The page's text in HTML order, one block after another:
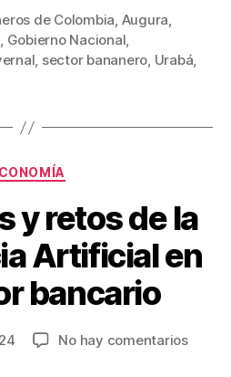
m
p
de Colombia, Augura,
, Gobierno Nacional,
, sector bananero, Urabá,
Categorías
y retos de la
Artificial en
bancario
No hay comentariosen